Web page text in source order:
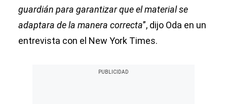
guardián para garantizar que el material se
adaptara de la manera correcta”, dijo Oda en un
entrevista con el New York Times.